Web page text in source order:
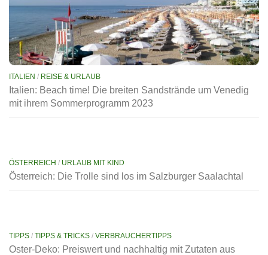
ITALIEN / REISE & URLAUB
Italien: Beach time! Die breiten Sandstrände um Venedig
mit ihrem Sommerprogramm 2023
ÖSTERREICH / URLAUB MIT KIND
Österreich: Die Trolle sind los im Salzburger Saalachtal
TIPPS / TIPPS & TRICKS / VERBRAUCHERTIPPS
Oster-Deko: Preiswert und nachhaltig mit Zutaten aus